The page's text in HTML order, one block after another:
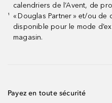
¹
calendriers de l’Avent, de
« Douglas Partner » et/ou
disponible pour le mode
magasin.
Payez en toute sécurité